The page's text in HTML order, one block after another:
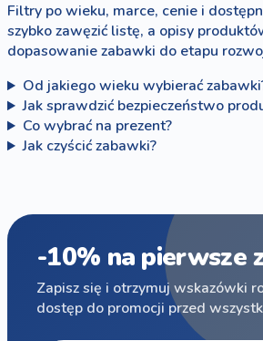
Filtry po wieku, marce, cenie i
szybko zawęzić listę, a opisy
dopasowanie zabawki do etapu
Od jakiego wieku wybierać
Jak sprawdzić bezpieczeństwo
Co wybrać na prezent?
Jak czyścić zabawki?
-10% na pierwsze
Zapisz się i otrzymuj wskazówki
dostęp do promocji przed